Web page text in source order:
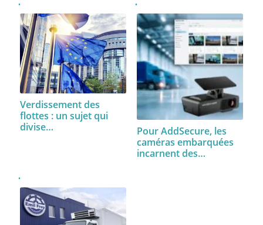
Verdissement des
flottes : un sujet qui
divise…
Pour AddSecure, les
caméras embarquées
incarnent des…